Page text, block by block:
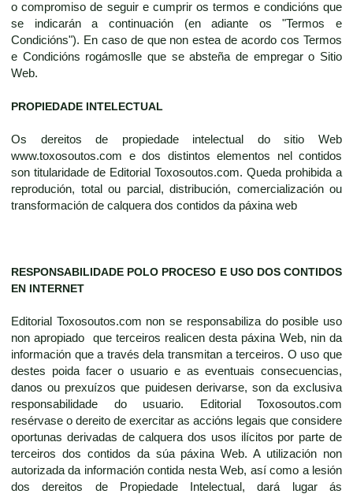
o compromiso de seguir e cumprir os termos e condicións que
se indicarán a continuación (en adiante os "Termos e
Condicións"). En caso de que non estea de acordo cos Termos
e Condicións rogámoslle que se absteña de empregar o Sitio
Web.
PROPIEDADE INTELECTUAL
Os dereitos de propiedade intelectual do sitio Web
www.toxosoutos.com e dos distintos elementos nel contidos
son titularidade de Editorial Toxosoutos.com. Queda prohibida a
reprodución, total ou parcial, distribución, comercialización ou
transformación de calquera dos contidos da páxina web
RESPONSABILIDADE POLO PROCESO E USO DOS CONTIDOS
EN INTERNET
Editorial Toxosoutos.com non se responsabiliza do posible uso
non apropiado que terceiros realicen desta páxina Web, nin da
información que a través dela transmitan a terceiros. O uso que
destes poida facer o usuario e as eventuais consecuencias,
danos ou prexuízos que puidesen derivarse, son da exclusiva
responsabilidade do usuario. Editorial Toxosoutos.com
resérvase o dereito de exercitar as accións legais que considere
oportunas derivadas de calquera dos usos ilícitos por parte de
terceiros dos contidos da súa páxina Web. A utilización non
autorizada da información contida nesta Web, así como a lesión
dos dereitos de Propiedade Intelectual, dará lugar ás